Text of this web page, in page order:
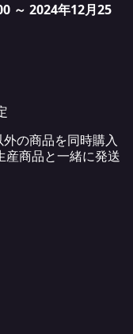
～ 2024年12月25
の商品を同時購入
産商品と一緒に発送